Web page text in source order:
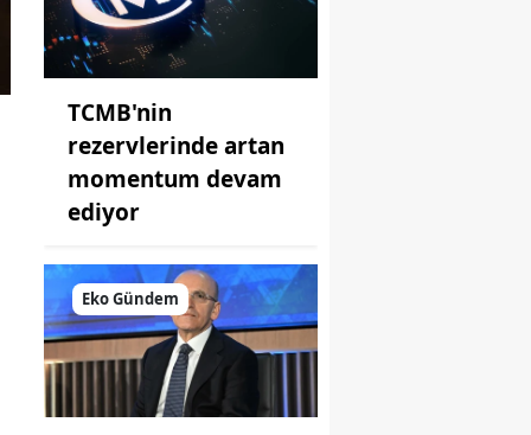
TCMB'nin
rezervlerinde artan
momentum devam
ediyor
Eko Gündem